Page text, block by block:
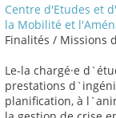
Centre d'Etudes et
la Mobilité et
Finalités / Missions
Le-la chargé·e
prestations
planification, à